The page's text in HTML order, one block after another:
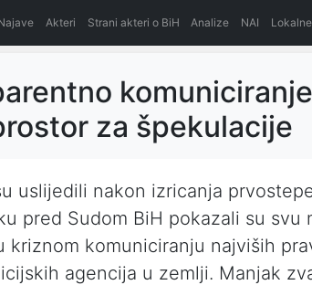
Akteri Strani akteri o BiH Analize NAI
za špekulacije
uslijedili nakon izricanja
pred Sudom BiH pokazali su svu
kriznom komuniciranju najviših
agencija u zemlji. Manjak